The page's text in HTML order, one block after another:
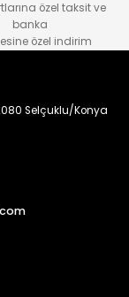
özel taksit ve
banka
özel indirim
Selçuklu/Konya